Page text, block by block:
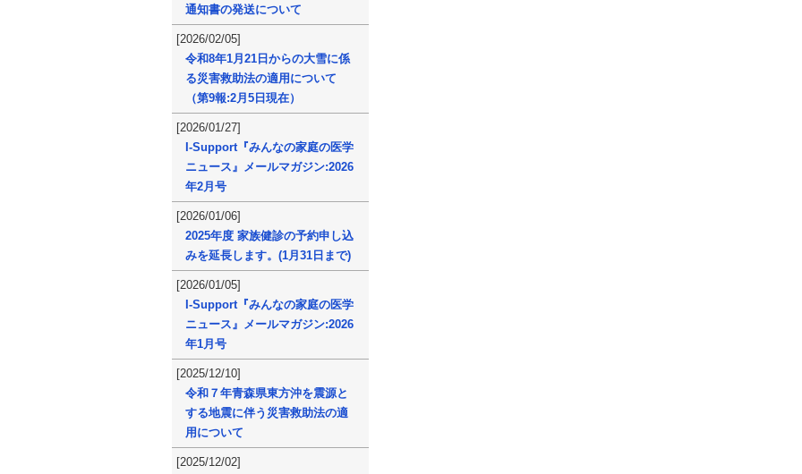
通知書の発送について
[2026/02/05]
令和8年1月21日からの大雪に係
る災害救助法の適用について
（第9報:2月5日現在）
[2026/01/27]
I-Support『みんなの家庭の医学
ニュース』メールマガジン:2026
年2月号
[2026/01/06]
2025年度 家族健診の予約申し込
みを延長します。(1月31日まで)
[2026/01/05]
I-Support『みんなの家庭の医学
ニュース』メールマガジン:2026
年1月号
[2025/12/10]
令和７年青森県東方沖を震源と
する地震に伴う災害救助法の適
用について
[2025/12/02]